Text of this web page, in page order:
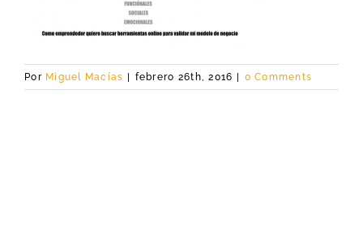
Por Miguel Macías febrero 26th, 2016 0 Comments